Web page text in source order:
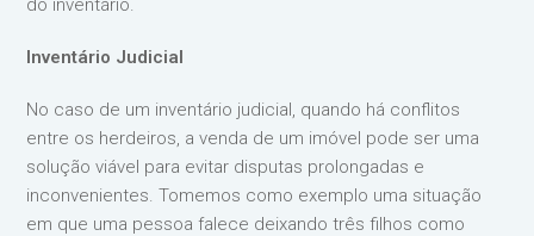
Inventário Judicial
No caso de um inventário judicial, quando há conflitos
entre os herdeiros, a venda de um imóvel pode ser uma
solução viável para evitar disputas prolongadas e
inconvenientes. Tomemos como exemplo uma situação
em que uma pessoa falece deixando três filhos como